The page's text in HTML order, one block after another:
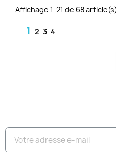
Affichage 1-21 de 68
1 2 3 4